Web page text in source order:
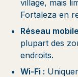
village, mais
Fortaleza en
Réseau
plupart des
endroits.
Wi-Fi :